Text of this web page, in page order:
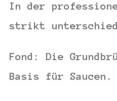
In der
strikt
Fond:
Die
Basis für Saucen.